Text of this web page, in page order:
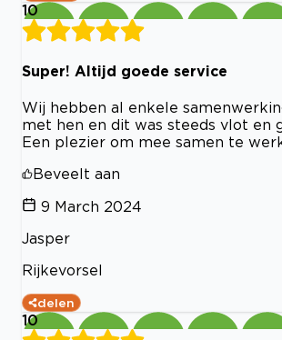
10
Super! Altijd goede service
Wij hebben al enkele
met hen en dit was steeds vlot en
Een plezier om mee samen te
Beveelt aan
9 March 2024
Jasper
Rijkevorsel
delen
10